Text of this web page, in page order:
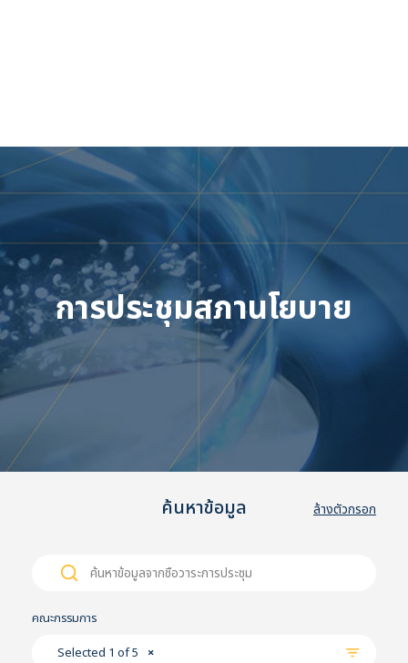
เข้าสู่ระบบ
การประชุมสภานโยบาย
ค้นหาข้อมูล ล้างตัวกรอก
Search
คณะกรรมการ
×
Selected 1 of 5
Search